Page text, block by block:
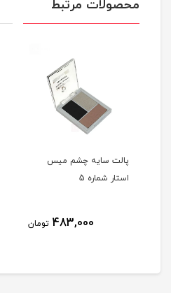
محصولات مرتبط
پالت سایه چشم میس
استار شماره 5
483,000 تومان